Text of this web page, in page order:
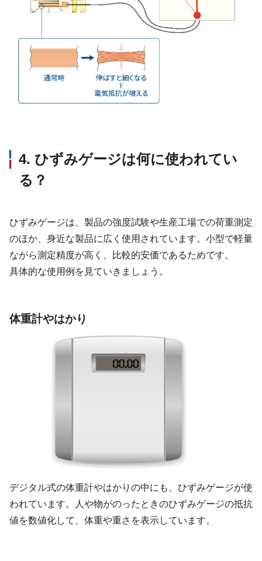
4. ひずみゲージは何に使われてい
る？
ひずみゲージは、製品の強度試験や生産工場での荷重測定
のほか、身近な製品に広く使用されています。小型で軽量
ながら測定精度が高く、比較的安価であるためです。
具体的な使用例を見ていきましょう。
体重計やはかり
デジタル式の体重計やはかりの中にも、ひずみゲージが使
われています。人や物がのったときのひずみゲージの抵抗
値を数値化して、体重や重さを表示しています。